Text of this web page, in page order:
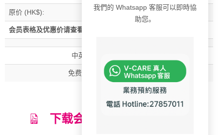
原价 (HK$): 1,390
会员表格及优惠价请查看详情
中英文电脑分析化验报告
免费电话查询有关化验报告
下载会员表格及优惠价详情
我們的 Whatsapp 客服可以即時協
助您。